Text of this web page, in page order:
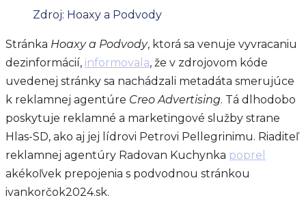
Zdroj: Hoaxy a Podvody
Stránka Hoaxy a Podvody, ktorá sa venuje vyvracaniu
dezinformácií, informovala, že v zdrojovom kóde
uvedenej stránky sa nachádzali metadáta smerujúce
k reklamnej agentúre Creo Advertising. Tá dlhodobo
poskytuje reklamné a marketingové služby strane
Hlas-SD, ako aj jej lídrovi Petrovi Pellegrinimu. Riaditeľ
reklamnej agentúry Radovan Kuchynka poprel
akékoľvek prepojenia s podvodnou stránkou
ivankorčok2024.sk.